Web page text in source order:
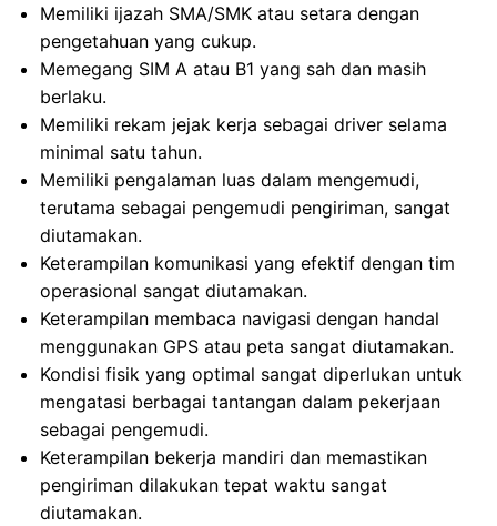
Memiliki ijazah SMA/SMK atau setara dengan
pengetahuan yang cukup.
Memegang SIM A atau B1 yang sah dan masih
berlaku.
Memiliki rekam jejak kerja sebagai driver selama
minimal satu tahun.
Memiliki pengalaman luas dalam mengemudi,
terutama sebagai pengemudi pengiriman, sangat
diutamakan.
Keterampilan komunikasi yang efektif dengan tim
operasional sangat diutamakan.
Keterampilan membaca navigasi dengan handal
menggunakan GPS atau peta sangat diutamakan.
Kondisi fisik yang optimal sangat diperlukan untuk
mengatasi berbagai tantangan dalam pekerjaan
sebagai pengemudi.
Keterampilan bekerja mandiri dan memastikan
pengiriman dilakukan tepat waktu sangat
diutamakan.